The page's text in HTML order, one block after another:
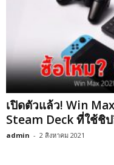
เปิดตัวแล้ว! Win
Steam Deck ที่ใช้ชิ
admin - 2 สิงหาคม 2021